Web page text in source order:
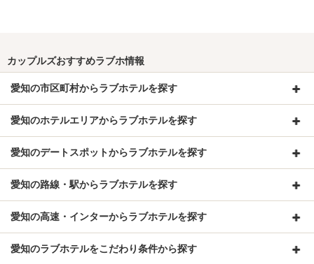
カップルズおすすめラブホ情報
愛知の市区町村からラブホテルを探す
愛知のホテルエリアからラブホテルを探す
愛知のデートスポットからラブホテルを探す
愛知の路線・駅からラブホテルを探す
愛知の高速・インターからラブホテルを探す
愛知のラブホテルをこだわり条件から探す